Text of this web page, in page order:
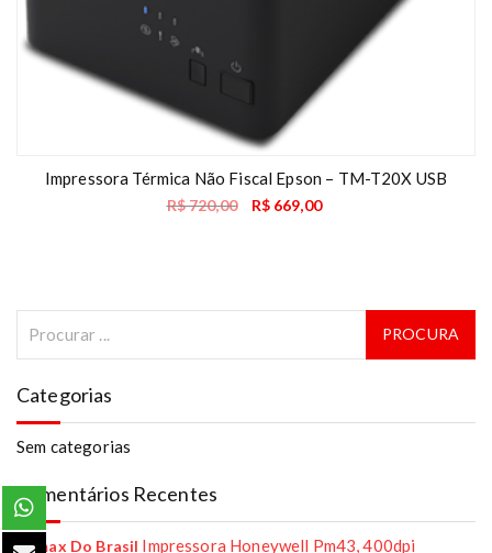
Impressora Térmica Não Fiscal Epson – TM-T20X USB
R$720,00 R$669,00
Categorias
Sem categorias
Comentários Recentes
Remax Do Brasil Impressora Honeywell Pm43, 400dpi